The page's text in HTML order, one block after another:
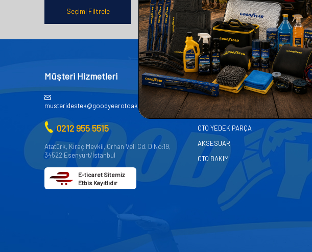
Seçimi Filtrele
Müşteri Hizmetleri
musteridestek@goodyearotoaksesuar.com.tr
0212 955 5515
Atatürk, Kıraç Mevkii, Orhan Veli Cd. D:No:19,
34522 Esenyurt/İstanbul
E-ticaret Sitemiz
Etbis Kayıtlıdır
Kategoriler
AKÜ
OTO KİMYASALLARI
OTO YEDEK PARÇA
AKSESUAR
OTO BAKIM